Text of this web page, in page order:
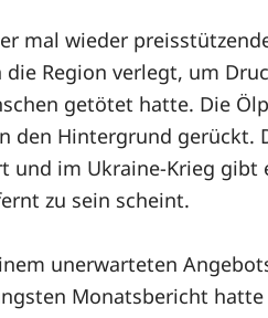
mal wieder
Region verlegt, um
getötet hatte. Die
den Hintergrund gerückt.
und im Ukraine-Krieg
zu sein scheint.
unerwarteten
Monatsbericht